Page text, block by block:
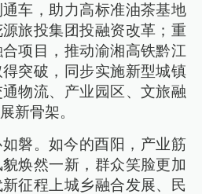
车，助力高标准油茶基地
旅投集团投融资改革；重
项目，推动渝湘高铁黔江
突破，同步实施新型城镇
物流、产业园区、文旅融
新骨架。
磐。如今的酉阳，产业筋
焕然一新，群众笑脸更加
征程上城乡融合发展、民